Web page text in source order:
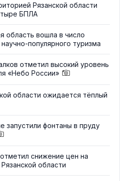
Рязанской области
БПЛА
область вошла в число
популярного туризма
отметил высокий уровень
«Небо России»
области ожидается тёплый
запустили фонтаны в пруду
снижение цен на
области